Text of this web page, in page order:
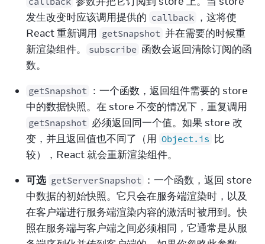
发生改变时应该调用提供的 callback ，这将使
React 重新调用 getSnapshot 并在需要的时候重
新渲染组件。
subscribe 函数会返回清除订阅的函
数。
getSnapshot ：一个函数，返回组件需要的 store
getSnapshot 必须返回同一个值。如果 store 改
变，并且返回值也不同了（用 Object.is 比
较），React 就会重新渲染组件。
可选 getServerSnapshot ：一个函数，返回 store
中数据的初始快照。它只会在服务端渲染时，以及
在客户端进行服务端渲染内容的激活时被用到。快
照在服务端与客户端之间必须相同，它通常是从服